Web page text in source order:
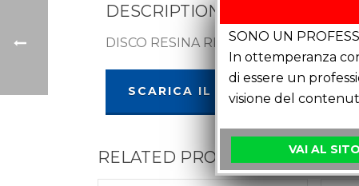
DESCRIPTION
DISCO RESINA RIGIDA PRE-
SCARICA IL PDF
RELATED PRODUCTS
SONO UN
In ottemperanza
di essere un
visione del
VAI AL SITO